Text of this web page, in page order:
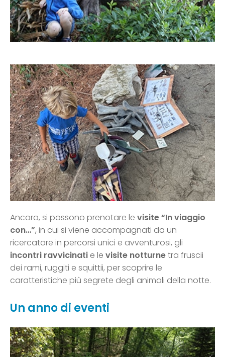
Ancora, si possono prenotare le visite “In viaggio
con…”, in cui si viene accompagnati da un
ricercatore in percorsi unici e avventurosi, gli
incontri ravvicinati e le visite notturnetra fruscii
dei rami, ruggiti e squittii, per scoprire le
caratteristiche più segrete degli animali della notte.
Un anno di eventi